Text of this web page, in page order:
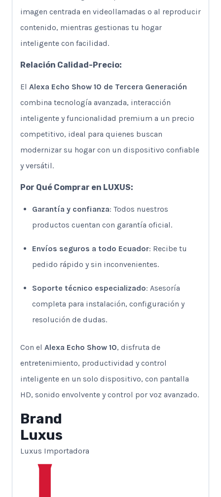
imagen centrada en videollamadas o al reproducir
contenido, mientras gestionas tu hogar
inteligente con facilidad.
Relación Calidad-Precio:
El Alexa Echo Show 10 de Tercera Generación
combina tecnología avanzada, interacción
inteligente y funcionalidad premium a un precio
competitivo, ideal para quienes buscan
modernizar su hogar con un dispositivo confiable
y versátil.
Por Qué Comprar en LUXUS:
Garantía y confianza: Todos nuestros
productos cuentan con garantía oficial.
Envíos seguros a todo Ecuador: Recibe tu
pedido rápido y sin inconvenientes.
Soporte técnico especializado: Asesoría
completa para instalación, configuración y
resolución de dudas.
Con el Alexa Echo Show 10, disfruta de
entretenimiento, productividad y control
inteligente en un solo dispositivo, con pantalla
HD, sonido envolvente y control por voz avanzado.
Brand
Luxus
Luxus Importadora